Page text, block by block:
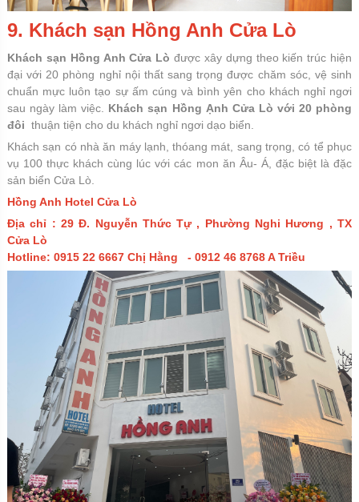
9. Khách sạn Hồng Anh Cửa Lò
Khách sạn Hồng Anh Cửa Lò được xây dựng theo kiến trúc hiện
đại với 20 phòng nghỉ nội thất sang trọng được chăm sóc, vệ sinh
chuẩn mực luôn tạo sự ấm cúng và bình yên cho khách nghỉ ngơi
sau ngày làm việc. Khách sạn Hồng Ạnh Cửa Lò với 20 phòng
đôi thuận tiện cho du khách nghỉ ngơi dạo biển.
Khách sạn có nhà ăn máy lạnh, thóang mát, sang trọng, có tể phục
vụ 100 thực khách cùng lúc với các mon ăn Âu- Á, đặc biệt là đặc
sản biển Cửa Lò.
Hồng Anh Hotel Cửa Lò
Địa chỉ : 29 Đ. Nguyễn Thức Tự , Phường Nghi Hương , TX
Cửa Lò
Hotline: 0915 22 6667 Chị Hằng - 0912 46 8768 A Triều